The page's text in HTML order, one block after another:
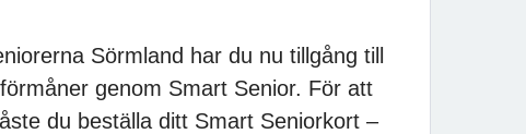
Sörmland har du nu tillgång till
genom Smart Senior. För att
du beställa ditt Smart Seniorkort –